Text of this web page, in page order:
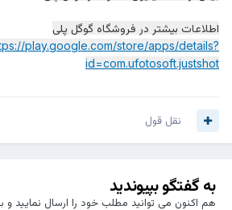
اطلاعات بیشتر در فروشگاه گوگل پلی
play.google.com/store/apps/details?
id=com.ufotosoft.justshot
نقل قول
به گفتگو بپیوندید
هم اکنون می توانید مطلب خود را ارسال نمایید و